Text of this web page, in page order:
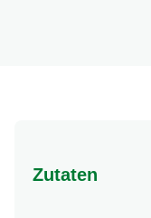
Zutaten